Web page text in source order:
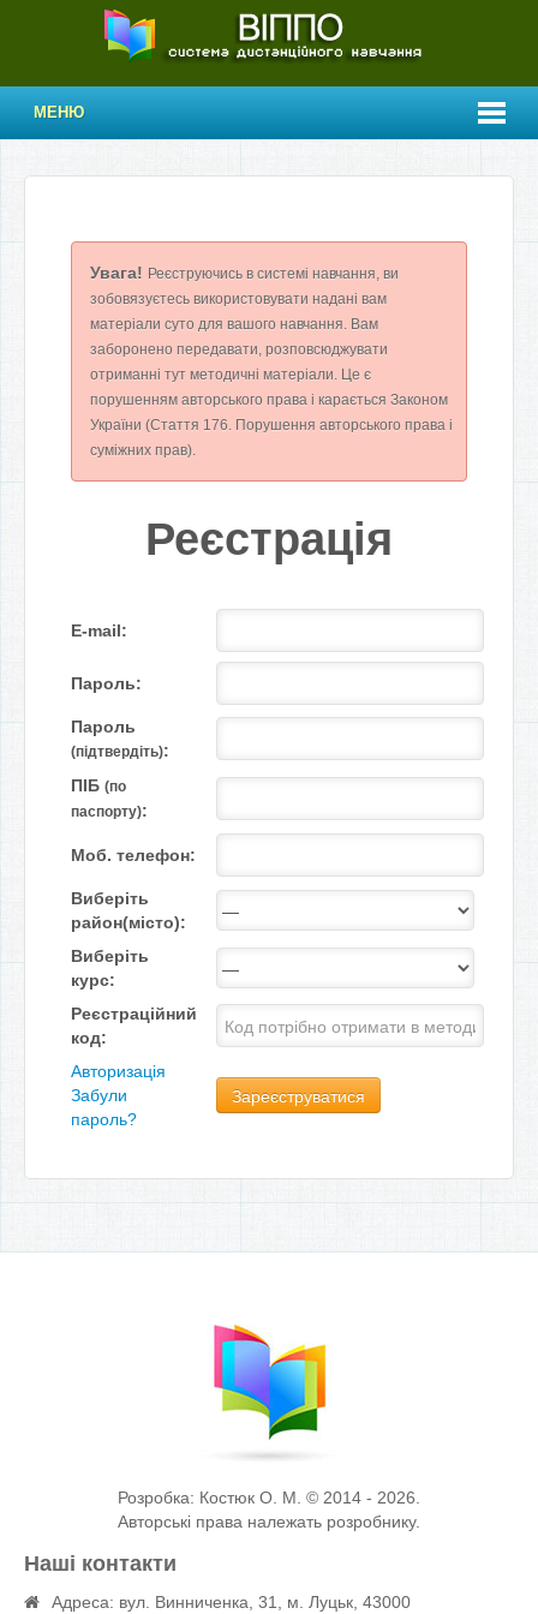
МЕНЮ
Увага! Реєструючись в системі навчання, ви
зобовязуєтесь використовувати надані вам
матеріали суто для вашого навчання. Вам
заборонено передавати, розповсюджувати
отриманні тут методичні матеріали. Це є
порушенням авторського права і карається Законом
України (Стаття 176. Порушення авторського права і
суміжних прав).
Реєстрація
Е-mail:
Пароль:
Пароль
(підтвердіть):
ПІБ (по
паспорту):
Моб. телефон:
Виберіть
район(місто):
Виберіть
курс:
Реєстраційний
код:
Авторизація
Забули
пароль?
Зареєструватися
Розробка: Костюк О. М. © 2014 - 2026.
Авторські права належать розробнику.
Наші контакти
Адреса: вул. Винниченка, 31, м. Луцьк, 43000